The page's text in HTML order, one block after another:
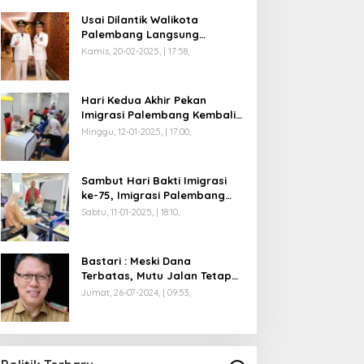
Usai Dilantik Walikota
Palembang Langsung
Mengikuti Retreat di
Kamis, 20-02-2025, | 17:58,
Hari Kedua Akhir Pekan
Imigrasi Palembang Kembali
Dilayani
Minggu, 12-01-2025, | 17:00,
Sambut Hari Bakti Imigrasi
ke-75, Imigrasi Palembang
Buka Paspor Simpatik Akhir
Sabtu, 11-01-2025, | 18:10,
Bastari : Meski Dana
Terbatas, Mutu Jalan Tetap
Diprioritaskan !
Jumat, 26-07-2024, | 09:53,